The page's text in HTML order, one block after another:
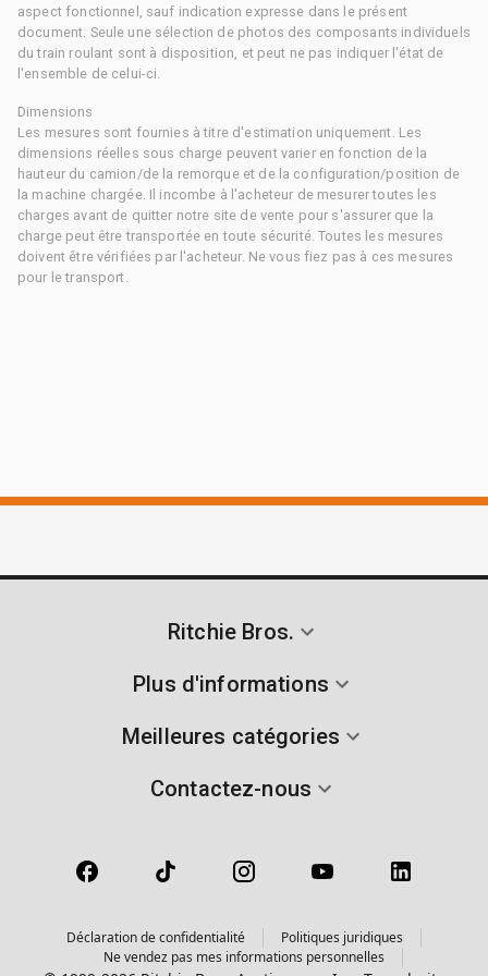
aspect fonctionnel, sauf indication expresse dans le présent
document. Seule une sélection de photos des composants individuels
du train roulant sont à disposition, et peut ne pas indiquer l'état de
l'ensemble de celui-ci.
Dimensions
Les mesures sont fournies à titre d'estimation uniquement. Les
dimensions réelles sous charge peuvent varier en fonction de la
hauteur du camion/de la remorque et de la configuration/position de
la machine chargée. Il incombe à l'acheteur de mesurer toutes les
charges avant de quitter notre site de vente pour s'assurer que la
charge peut être transportée en toute sécurité. Toutes les mesures
doivent être vérifiées par l'acheteur. Ne vous fiez pas à ces mesures
pour le transport.
Ritchie Bros.
Plus d'informations
Meilleures catégories
Contactez-nous
Déclaration de confidentialité
Politiques juridiques
Ne vendez pas mes informations personnelles